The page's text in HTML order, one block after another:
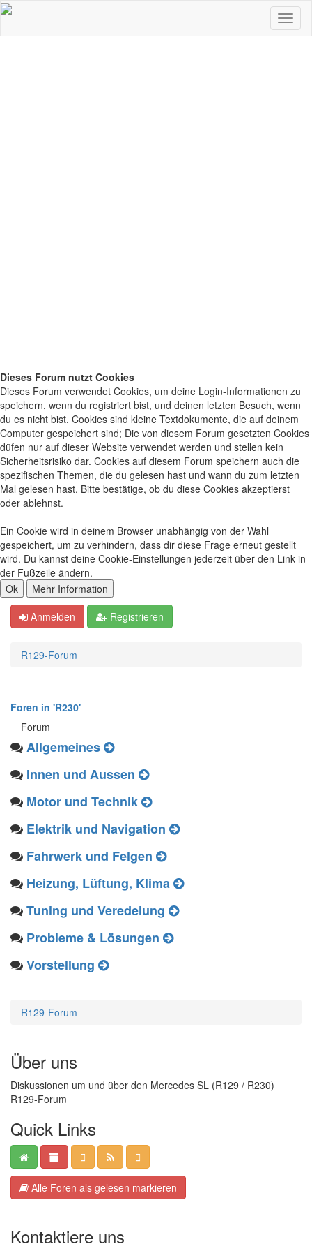
Dieses Forum nutzt Cookies
Dieses Forum verwendet Cookies, um deine Login-Informationen zu
speichern, wenn du registriert bist, und deinen letzten Besuch, wenn
du es nicht bist. Cookies sind kleine Textdokumente, die auf deinem
Computer gespeichert sind; Die von diesem Forum gesetzten Cookies
düfen nur auf dieser Website verwendet werden und stellen kein
Sicherheitsrisiko dar. Cookies auf diesem Forum speichern auch die
spezifischen Themen, die du gelesen hast und wann du zum letzten
Mal gelesen hast. Bitte bestätige, ob du diese Cookies akzeptierst
oder ablehnst.
Ein Cookie wird in deinem Browser unabhängig von der Wahl
gespeichert, um zu verhindern, dass dir diese Frage erneut gestellt
wird. Du kannst deine Cookie-Einstellungen jederzeit über den Link in
der Fußzeile ändern.
Anmelden Registrieren
R129-Forum
Foren in 'R230'
Forum
Allgemeines
Innen und Aussen
Motor und Technik
Elektrik und Navigation
Fahrwerk und Felgen
Heizung, Lüftung, Klima
Tuning und Veredelung
Probleme & Lösungen
Vorstellung
R129-Forum
Über uns
Diskussionen um und über den Mercedes SL (R129 / R230)
R129-Forum
Quick Links
Alle Foren als gelesen markieren
Kontaktiere uns